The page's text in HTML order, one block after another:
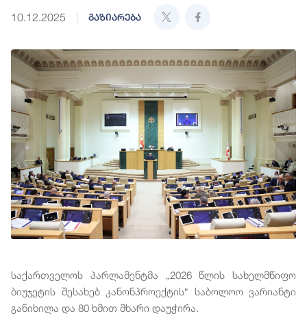
10.12.2025 გაზიარება
საქართველოს პარლამენტმა „2026 წლის სახელმწიფო
ბიუჯეტის შესახებ კანონპროექტის“ საბოლოო ვარიანტი
განიხილა და 80 ხმით მხარი დაუჭირა.